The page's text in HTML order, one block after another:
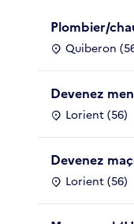
Plombier/
Quiberon
Devenez
Lorient (56)
Devenez
Lorient (56)